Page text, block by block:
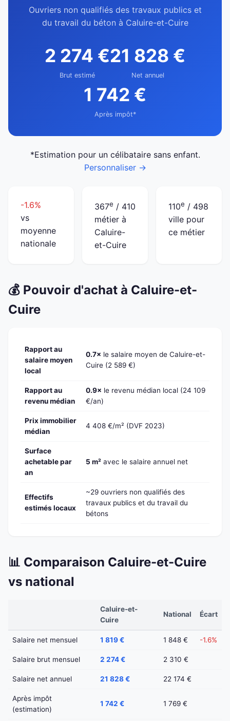
Ouvriers non qualifiés des travaux publics et
du travail du béton à Caluire-et-Cuire
2 274 €
Brut estimé
21 828 €
Net annuel
1 742 €
Après impôt*
*Estimation pour un célibataire sans enfant.
Personnaliser →
-1.6%
vs
moyenne
nationale
367e / 410
métier à
Caluire-
et-Cuire
110e / 498
ville pour
ce métier
💰 Pouvoir d'achat à Caluire-et-
Cuire
Rapport au
salaire moyen
local
0.7× le salaire moyen de Caluire-et-
Cuire (2 589 €)
Rapport au
revenu médian
0.9× le revenu médian local (24 109
€/an)
Prix immobilier
médian
4 408 €/m² (DVF 2023)
Surface
achetable par
an
5 m² avec le salaire annuel net
Effectifs
estimés locaux
~29 ouvriers non qualifiés des
travaux publics et du travail du
bétons
📊 Comparaison Caluire-et-Cuire
vs national
Caluire-et-
Cuire
National Écart
Salaire net mensuel 1 819 € 1 848 € -1.6%
Salaire brut mensuel 2 274 € 2 310 €
Salaire net annuel 21 828 € 22 174 €
Après impôt
(estimation)
1 742 € 1 769 €